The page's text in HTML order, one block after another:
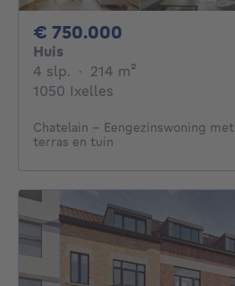
€ 750.000
Huis
4 slp. 4 slaapkamers
· 214 m²
1050 Ixelles
Chatelain - Eengezinswoning met
terras en tuin